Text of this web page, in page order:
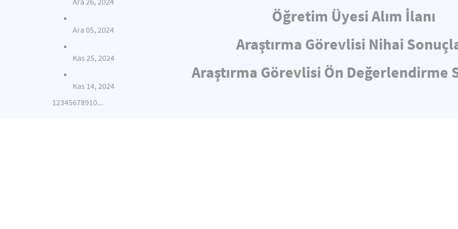
Öğretim Üyesi Alım İlanı
Ara 05, 2024
Araştırma Görevlisi Nihai
Kas 25, 2024
Araştırma Görevlisi Ön Değerlendirme
Kas 14, 2024
12345678910...